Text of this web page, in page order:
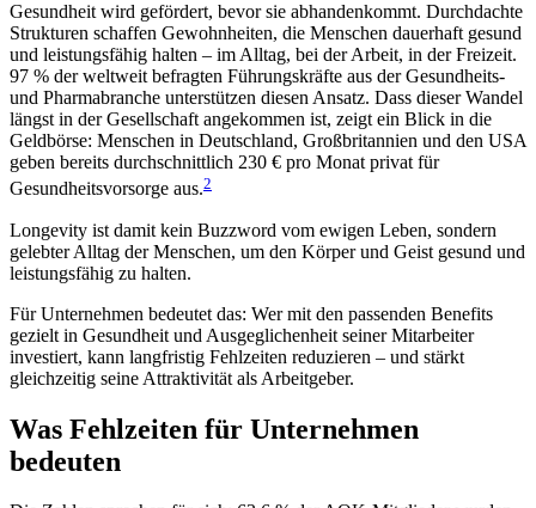
Gesundheit wird gefördert, bevor sie abhandenkommt. Durchdachte
Strukturen schaffen Gewohnheiten, die Menschen dauerhaft gesund
und leistungsfähig halten – im Alltag, bei der Arbeit, in der Freizeit.
97 % der weltweit befragten Führungskräfte aus der Gesundheits-
und Pharmabranche unterstützen diesen Ansatz. Dass dieser Wandel
längst in der Gesellschaft angekommen ist, zeigt ein Blick in die
Geldbörse: Menschen in Deutschland, Großbritannien und den USA
geben bereits durchschnittlich 230 € pro Monat privat für
Gesundheitsvorsorge aus.2
Longevity ist damit kein Buzzword vom ewigen Leben, sondern
gelebter Alltag der Menschen, um den Körper und Geist gesund und
leistungsfähig zu halten.
Für Unternehmen bedeutet das: Wer mit den passenden Benefits
gezielt in Gesundheit und Ausgeglichenheit seiner Mitarbeiter
investiert, kann langfristig Fehlzeiten reduzieren – und stärkt
gleichzeitig seine Attraktivität als Arbeitgeber.
Was Fehlzeiten für Unternehmen
bedeuten